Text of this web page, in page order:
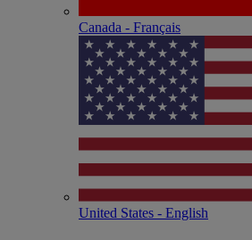
Canada - Français
United States - English